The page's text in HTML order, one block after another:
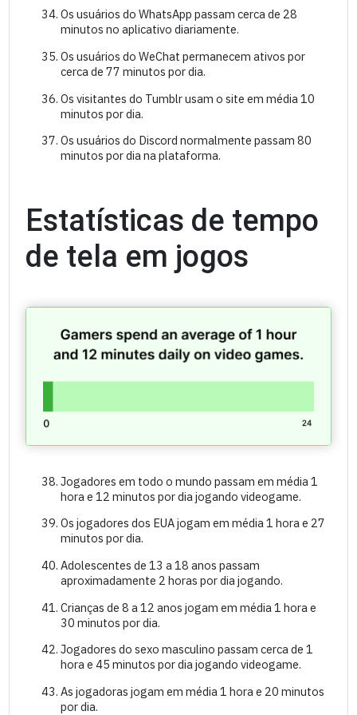
Os usuários do WhatsApp passam cerca de 28
minutos no aplicativo diariamente.
Os usuários do WeChat permanecem ativos por
cerca de 77 minutos por dia.
Os visitantes do Tumblr usam o site em média 10
minutos por dia.
Os usuários do Discord normalmente passam 80
minutos por dia na plataforma.
Estatísticas de tempo
de tela em jogos
Jogadores em todo o mundo passam em média 1
hora e 12 minutos por dia jogando videogame.
Os jogadores dos EUA jogam em média 1 hora e 27
minutos por dia.
Adolescentes de 13 a 18 anos passam
aproximadamente 2 horas por dia jogando.
Crianças de 8 a 12 anos jogam em média 1 hora e
30 minutos por dia.
Jogadores do sexo masculino passam cerca de 1
hora e 45 minutos por dia jogando videogame.
As jogadoras jogam em média 1 hora e 20 minutos
por dia.